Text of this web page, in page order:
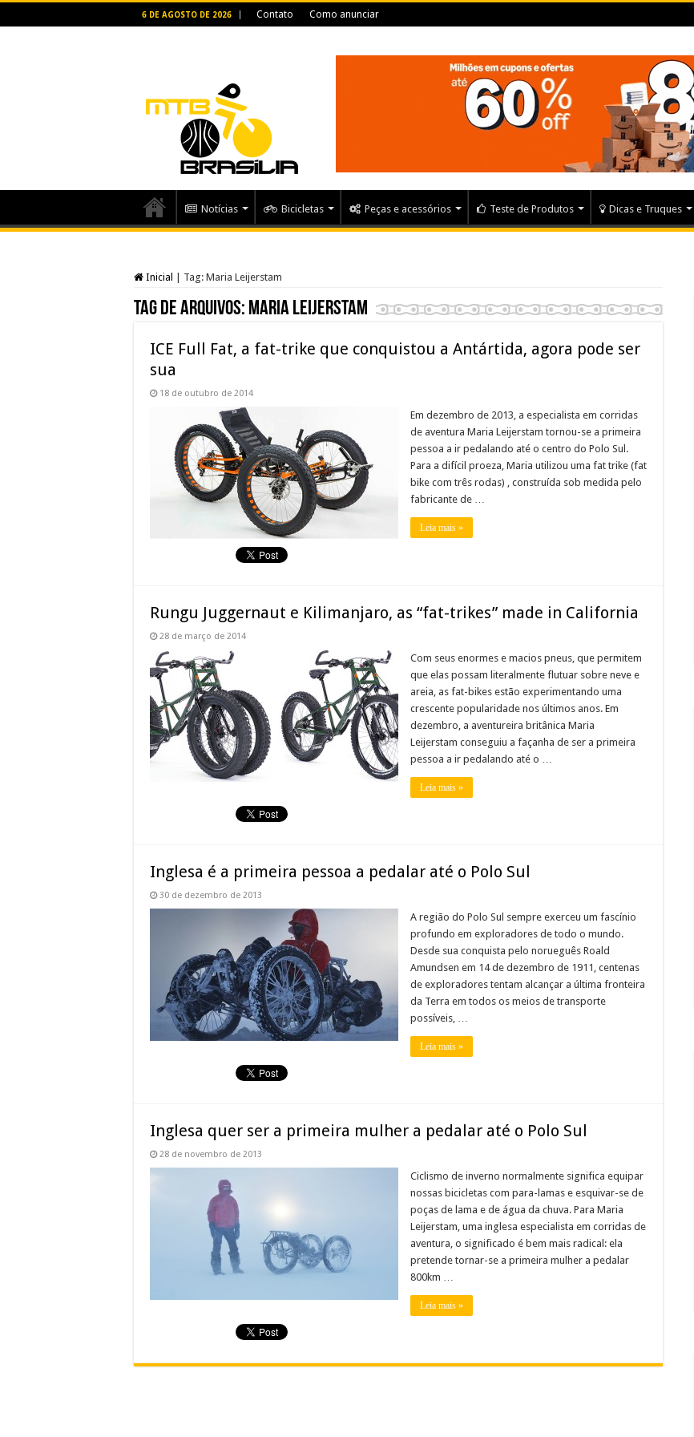
6 DE AGOSTO DE 2026 Contato Como anunciar
Notícias Bicicletas Peças e acessórios Teste de Produtos Dicas e Truques
Inicial Tag: Maria Leijerstam
Tag de arquivos: Maria Leijerstam
ICE Full Fat, a fat-trike que conquistou a Antártida, agora pode ser
sua
18 de outubro de 2014
Em dezembro de 2013, a especialista em corridas
de aventura Maria Leijerstam tornou-se a primeira
pessoa a ir pedalando até o centro do Polo Sul.
Para a difícil proeza, Maria utilizou uma fat trike (fat
bike com três rodas) , construída sob medida pelo
fabricante de …
Leia mais »
Rungu Juggernaut e Kilimanjaro, as “fat-trikes” made in California
28 de março de 2014
Com seus enormes e macios pneus, que permitem
que elas possam literalmente flutuar sobre neve e
areia, as fat-bikes estão experimentando uma
crescente popularidade nos últimos anos. Em
dezembro, a aventureira britânica Maria
Leijerstam conseguiu a façanha de ser a primeira
pessoa a ir pedalando até o …
Leia mais »
Inglesa é a primeira pessoa a pedalar até o Polo Sul
30 de dezembro de 2013
A região do Polo Sul sempre exerceu um fascínio
profundo em exploradores de todo o mundo.
Desde sua conquista pelo norueguês Roald
Amundsen em 14 de dezembro de 1911, centenas
de exploradores tentam alcançar a última fronteira
da Terra em todos os meios de transporte
possíveis, …
Leia mais »
Inglesa quer ser a primeira mulher a pedalar até o Polo Sul
28 de novembro de 2013
Ciclismo de inverno normalmente significa equipar
nossas bicicletas com para-lamas e esquivar-se de
poças de lama e de água da chuva. Para Maria
Leijerstam, uma inglesa especialista em corridas de
aventura, o significado é bem mais radical: ela
pretende tornar-se a primeira mulher a pedalar
800km …
Leia mais »